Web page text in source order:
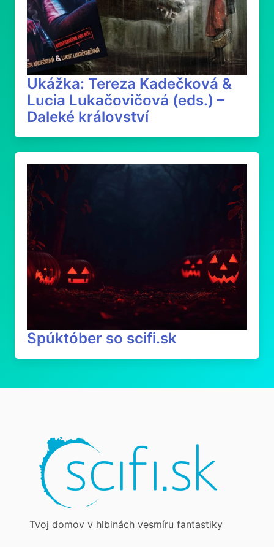
Ukážka: Tereza Kadečková &
Lucia Lukačovičová (eds.) –
Daleké království
Spúktóber so scifi.sk
Tvoj domov v hlbinách vesmíru fantastiky